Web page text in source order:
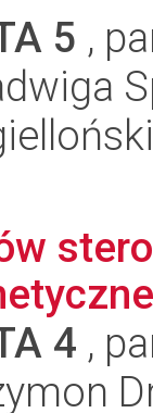
5 ,
4 ,